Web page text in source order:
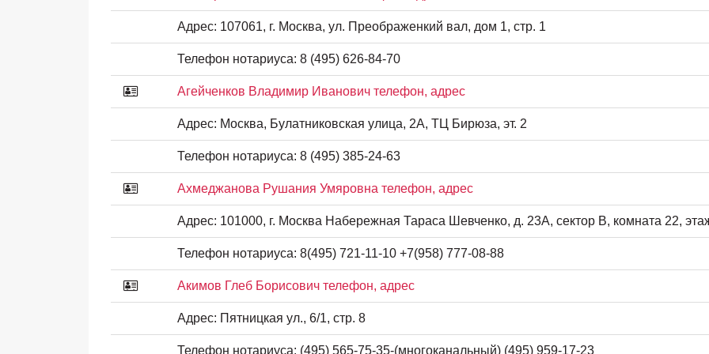
Адрес: 107061, г. Москва, ул. Преображенкий вал, дом 1, стр. 1
Телефон нотариуса: 8 (495) 626-84-70
Агейченков Владимир Иванович телефон, адрес
Адрес: Москва, Булатниковская улица, 2А, ТЦ Бирюза, эт. 2
Телефон нотариуса: 8 (495) 385-24-63
Ахмеджанова Рушания Умяровна телефон, адрес
Адрес: 101000, г. Москва Набережная Тараса Шевченко, д. 23А, сектор В, комната 22,
Телефон нотариуса: 8(495) 721-11-10 +7(958) 777-08-88
Акимов Глеб Борисович телефон, адрес
Адрес: Пятницкая ул., 6/1, стр. 8
Телефон нотариуса: (495) 565-75-35-(многоканальный) (495) 959-17-23